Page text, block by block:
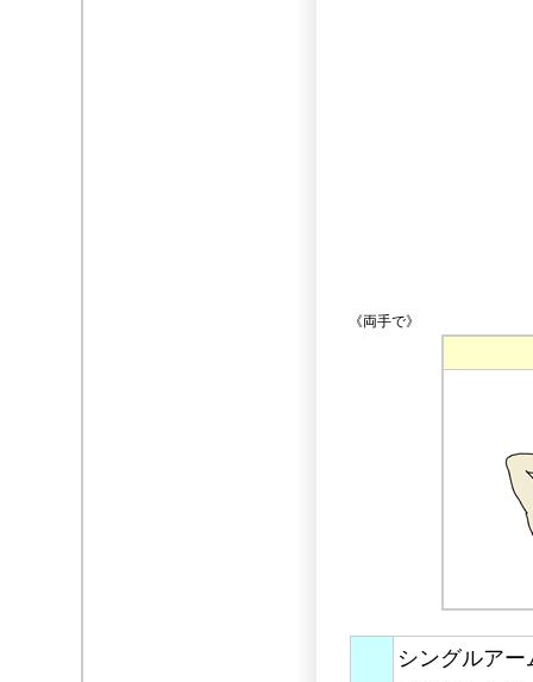
《両手で》
シングルア